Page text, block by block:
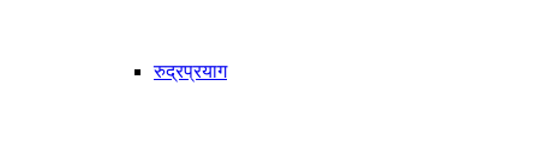
रुद्रप्रयाग